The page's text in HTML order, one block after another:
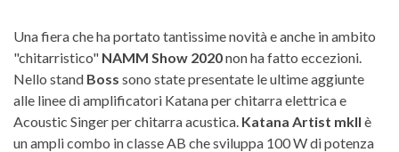
Una fiera che ha portato tantissime novità e anche in ambito
"chitarristico" NAMM Show 2020non ha fatto eccezioni.
Nello stand Boss sono state presentate le ultime aggiunte
alle linee di amplificatori Katana per chitarra elettrica e
Acoustic Singer per chitarra acustica. Katana Artist mkII è
un ampli combo in classe AB che sviluppa 100 W di potenza